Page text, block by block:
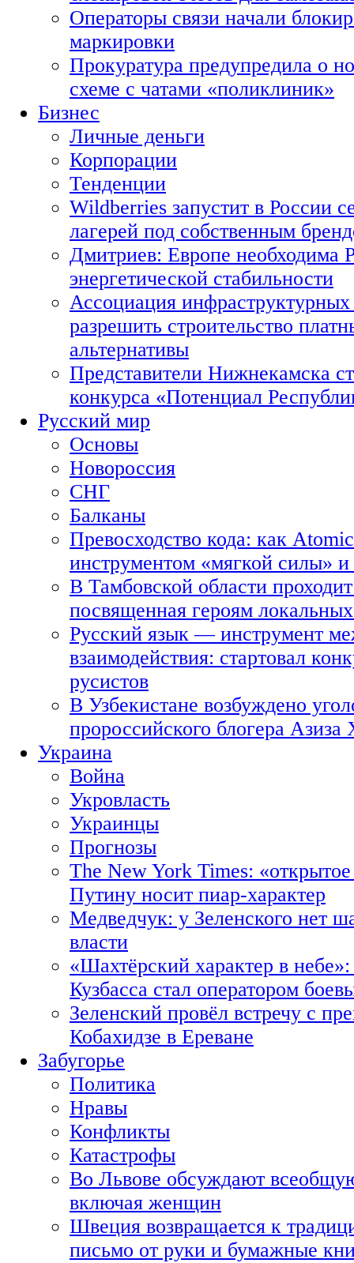
Операторы связи начали
маркировки
Прокуратура предупредила о
схеме с чатами «поликлиник»
Бизнес
Личные деньги
Корпорации
Тенденции
Wildberries запустит в России
лагерей под собственным
Дмитриев: Европе необходима
энергетической стабильности
Ассоциация
разрешить строительство
альтернативы
Представители Нижнекамска
конкурса «Потенциал
Русский мир
Основы
Новороссия
СНГ
Балканы
Превосходство кода: как
инструментом «мягкой силы» и
В Тамбовской области
посвященная героям
Русский язык — инструмент
взаимодействия: стартовал
русистов
В Узбекистане возбуждено
пророссийского блогера Азиза
Украина
Война
Укровласть
Украинцы
Прогнозы
The New York Times:
Путину носит пиар-характер
Медведчук: у Зеленского нет
власти
«Шахтёрский характер в
Кузбасса стал оператором
Зеленский провёл встречу с
Кобахидзе в Ереване
Забугорье
Политика
Нравы
Конфликты
Катастрофы
Во Львове обсуждают
включая женщин
Швеция возвращается к
письмо от руки и бумажные